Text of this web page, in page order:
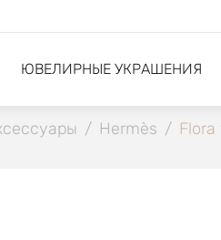
ЮВЕЛИРНЫЕ УКРАШЕНИЯ
/ Hermès /